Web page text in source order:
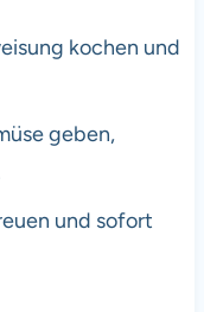
kochen und
geben,
und sofort